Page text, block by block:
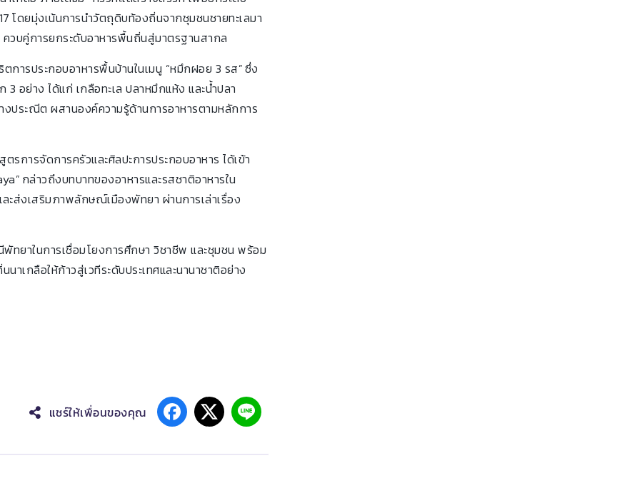
โดยมุ่งเน้นการนำวัตถุดิบท้องถิ่นจากชุมชนชายทะเลมา
บคู่การยกระดับอาหารพื้นถิ่นสู่มาตรฐานสากล
ารประกอบอาหารพื้นบ้านในเมนู “หมึกฝอย 3 รส” ซึ่ง
อย่าง ได้แก่ เกลือทะเล ปลาหมึกแห้ง และน้ำปลา
ระณีต ผสานองค์ความรู้ด้านการอาหารตามหลักการ
รการจัดการครัวและศิลปะการประกอบอาหาร ได้เข้า
กล่าวถึงบทบาทของอาหารและรสชาติอาหารใน
ะส่งเสริมภาพลักษณ์เมืองพัทยา ผ่านการเล่าเรื่อง
ทยาในการเชื่อมโยงการศึกษา วิชาชีพ และชุมชน พร้อม
เกลือให้ก้าวสู่เวทีระดับประเทศและนานาชาติอย่าง
แชร์ให้เพื่อนของคุณ